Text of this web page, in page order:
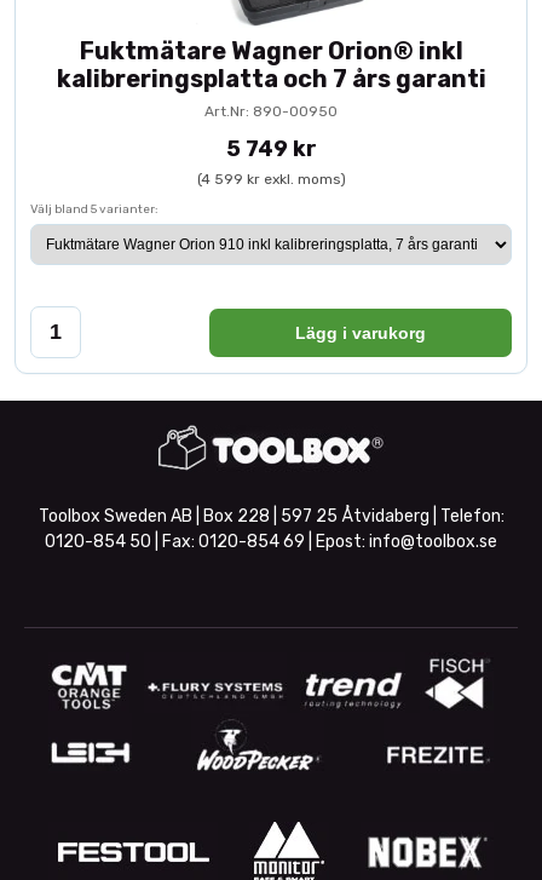
Fuktmätare Wagner Orion® inkl
kalibreringsplatta och 7 års garanti
Art.Nr: 890-00950
5 749 kr
(4 599 kr exkl. moms)
Välj bland 5 varianter:
Lägg i varukorg
Toolbox Sweden AB | Box 228 | 597 25 Åtvidaberg | Telefon:
0120-854 50 | Fax: 0120-854 69 | Epost: info@toolbox.se